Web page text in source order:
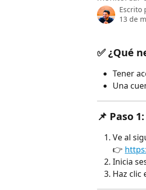
Escrito
13 de
✅ ¿Qué
Tener
Una
📌 Paso
Ve al
👉
Inicia
Haz clic